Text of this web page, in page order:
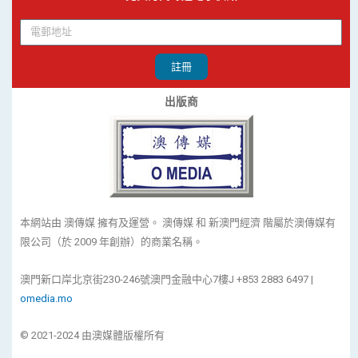
註冊
出版商
本網站由 澳傳媒 擁有及運營。 澳傳媒 和 新澳門經濟 階屬於澳傳媒有
限公司（於 2009 年創辦）的商業名稱。
澳門新口岸北京街230-246號澳門金融中心7樓J +853 2883 6497 |
omedia.mo
© 2021-2024 由澳媒體版權所有